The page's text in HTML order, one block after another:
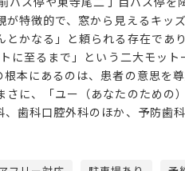
特徴的で、窓から見えるキッ
かなる」と頼られる存在であ
に至るまで」という二大モット
本にあるのは、患者の意思を
に、「ユー（あなたのための
歯科口腔外科のほか、予防歯